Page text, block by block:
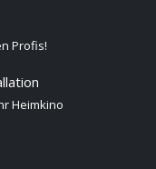
Profis!
Heimkino